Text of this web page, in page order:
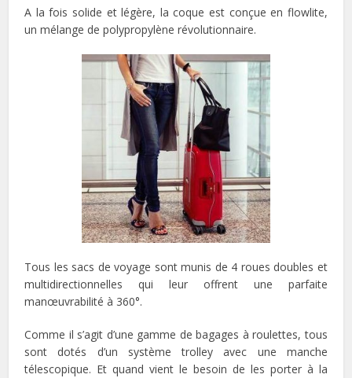
A la fois solide et légère, la coque est conçue en flowlite,
un mélange de polypropylène révolutionnaire.
Tous les sacs de voyage sont munis de 4 roues doubles et
multidirectionnelles qui leur offrent une parfaite
manœuvrabilité à 360°.
Comme il s’agit d’une gamme de bagages à roulettes, tous
sont dotés d’un système trolley avec une manche
télescopique. Et quand vient le besoin de les porter à la